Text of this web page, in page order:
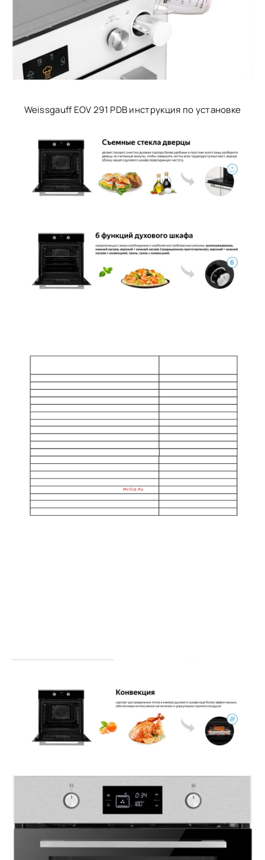
Weissgauff EOV 291 PDB инструкция по установке